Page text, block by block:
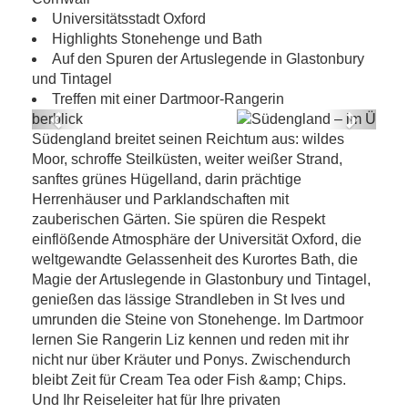
Universitätsstadt Oxford
Highlights Stonehenge und Bath
Auf den Spuren der Artuslegende in Glastonbury
und Tintagel
Treffen mit einer Dartmoor-Rangerin
Südengland – im Überblick
Previous Next
Südengland breitet seinen Reichtum aus: wildes
Moor, schroffe Steilküsten, weiter weißer Strand,
sanftes grünes Hügelland, darin prächtige
Herrenhäuser und Parklandschaften mit
zauberischen Gärten. Sie spüren die Respekt
einflößende Atmosphäre der Universität Oxford, die
weltgewandte Gelassenheit des Kurortes Bath, die
Magie der Artuslegende in Glastonbury und Tintagel,
genießen das lässige Strandleben in St Ives und
umrunden die Steine von Stonehenge. Im Dartmoor
lernen Sie Rangerin Liz kennen und reden mit ihr
nicht nur über Kräuter und Ponys. Zwischendurch
bleibt Zeit für Cream Tea oder Fish &amp; Chips.
Und Ihr Reiseleiter hat für Ihre privaten